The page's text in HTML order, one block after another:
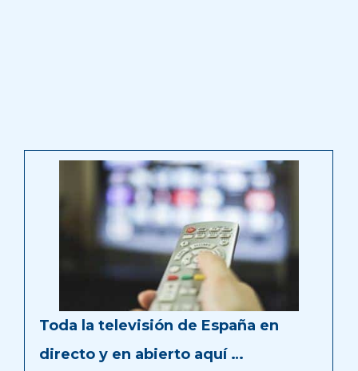
Toda la televisión de España en
directo y en abierto aquí …